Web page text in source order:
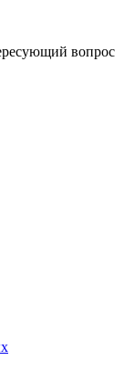
вопрос